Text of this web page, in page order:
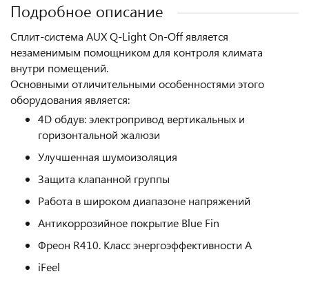
Подробное описание
Сплит-система AUX Q-Light On-Off является
незаменимым помощником для контроля климата
внутри помещений.
Основными отличительными особенностями этого
оборудования является:
4D обдув: электропривод вертикальных и
горизонтальной жалюзи
Улучшенная шумоизоляция
Защита клапанной группы
Работа в широком диапазоне напряжений
Антикоррозийное покрытие Blue Fin
Фреон R410. Класс энергоэффективности A
iFeel